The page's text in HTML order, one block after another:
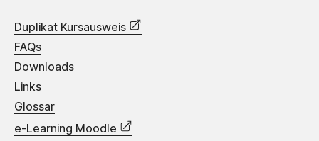
Duplikat Kursausweis
FAQs
Downloads
Links
Glossar
e-Learning Moodle